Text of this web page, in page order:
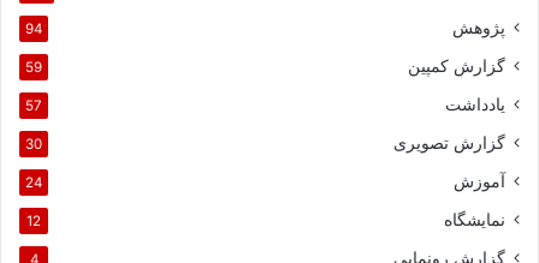
پژوهش 94
گزارش کمپین 59
یادداشت 57
گزارش تصویری 30
آموزش 24
نمایشگاه 12
گزارش رونمایی 4